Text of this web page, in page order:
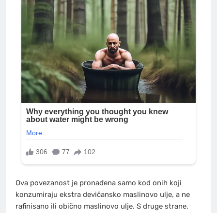
Ova povezanost je pronađena samo kod onih koji
konzumiraju ekstra devičansko maslinovo ulje, a ne
rafinisano ili obično maslinovo ulje. S druge strane,